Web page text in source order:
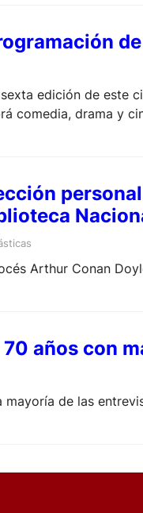
sexta edición de
comedia, drama y
público en la Biblioteca
Arthur Conan
años con
de las